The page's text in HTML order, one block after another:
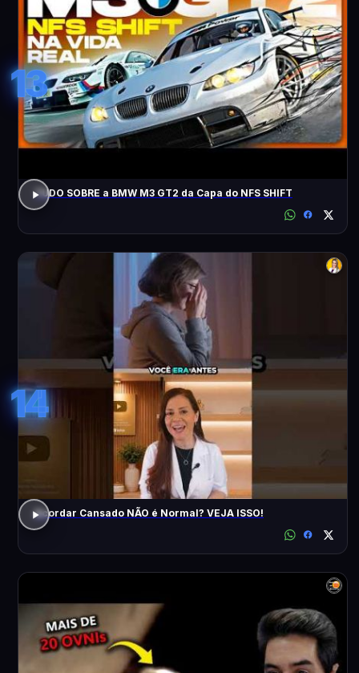
13
TUDO SOBRE a BMW M3 GT2 da Capa do NFS SHIFT
14
Acordar Cansado NÃO é Normal? VEJA ISSO!